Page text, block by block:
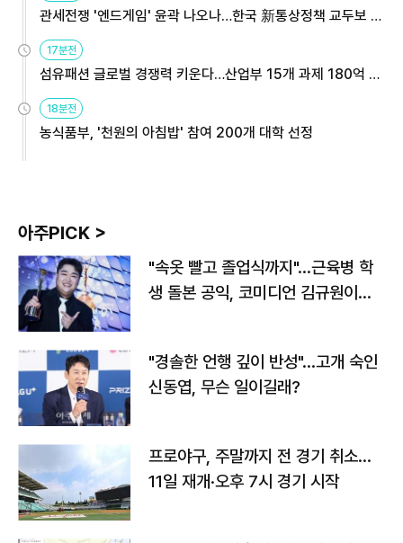
관세전쟁 '엔드게임' 윤곽 나오나…한국 新통상정책 교두보 활
용해야
17분전
섬유패션 글로벌 경쟁력 키운다…산업부 15개 과제 180억 지
원
18분전
농식품부, '천원의 아침밥' 참여 200개 대학 선정
아주PICK >
"속옷 빨고 졸업식까지"…근육병 학
생 돌본 공익, 코미디언 김규원이었
"경솔한 언행 깊이 반성"…고개 숙인
신동엽, 무슨 일이길래?
프로야구, 주말까지 전 경기 취소…
11일 재개·오후 7시 경기 시작